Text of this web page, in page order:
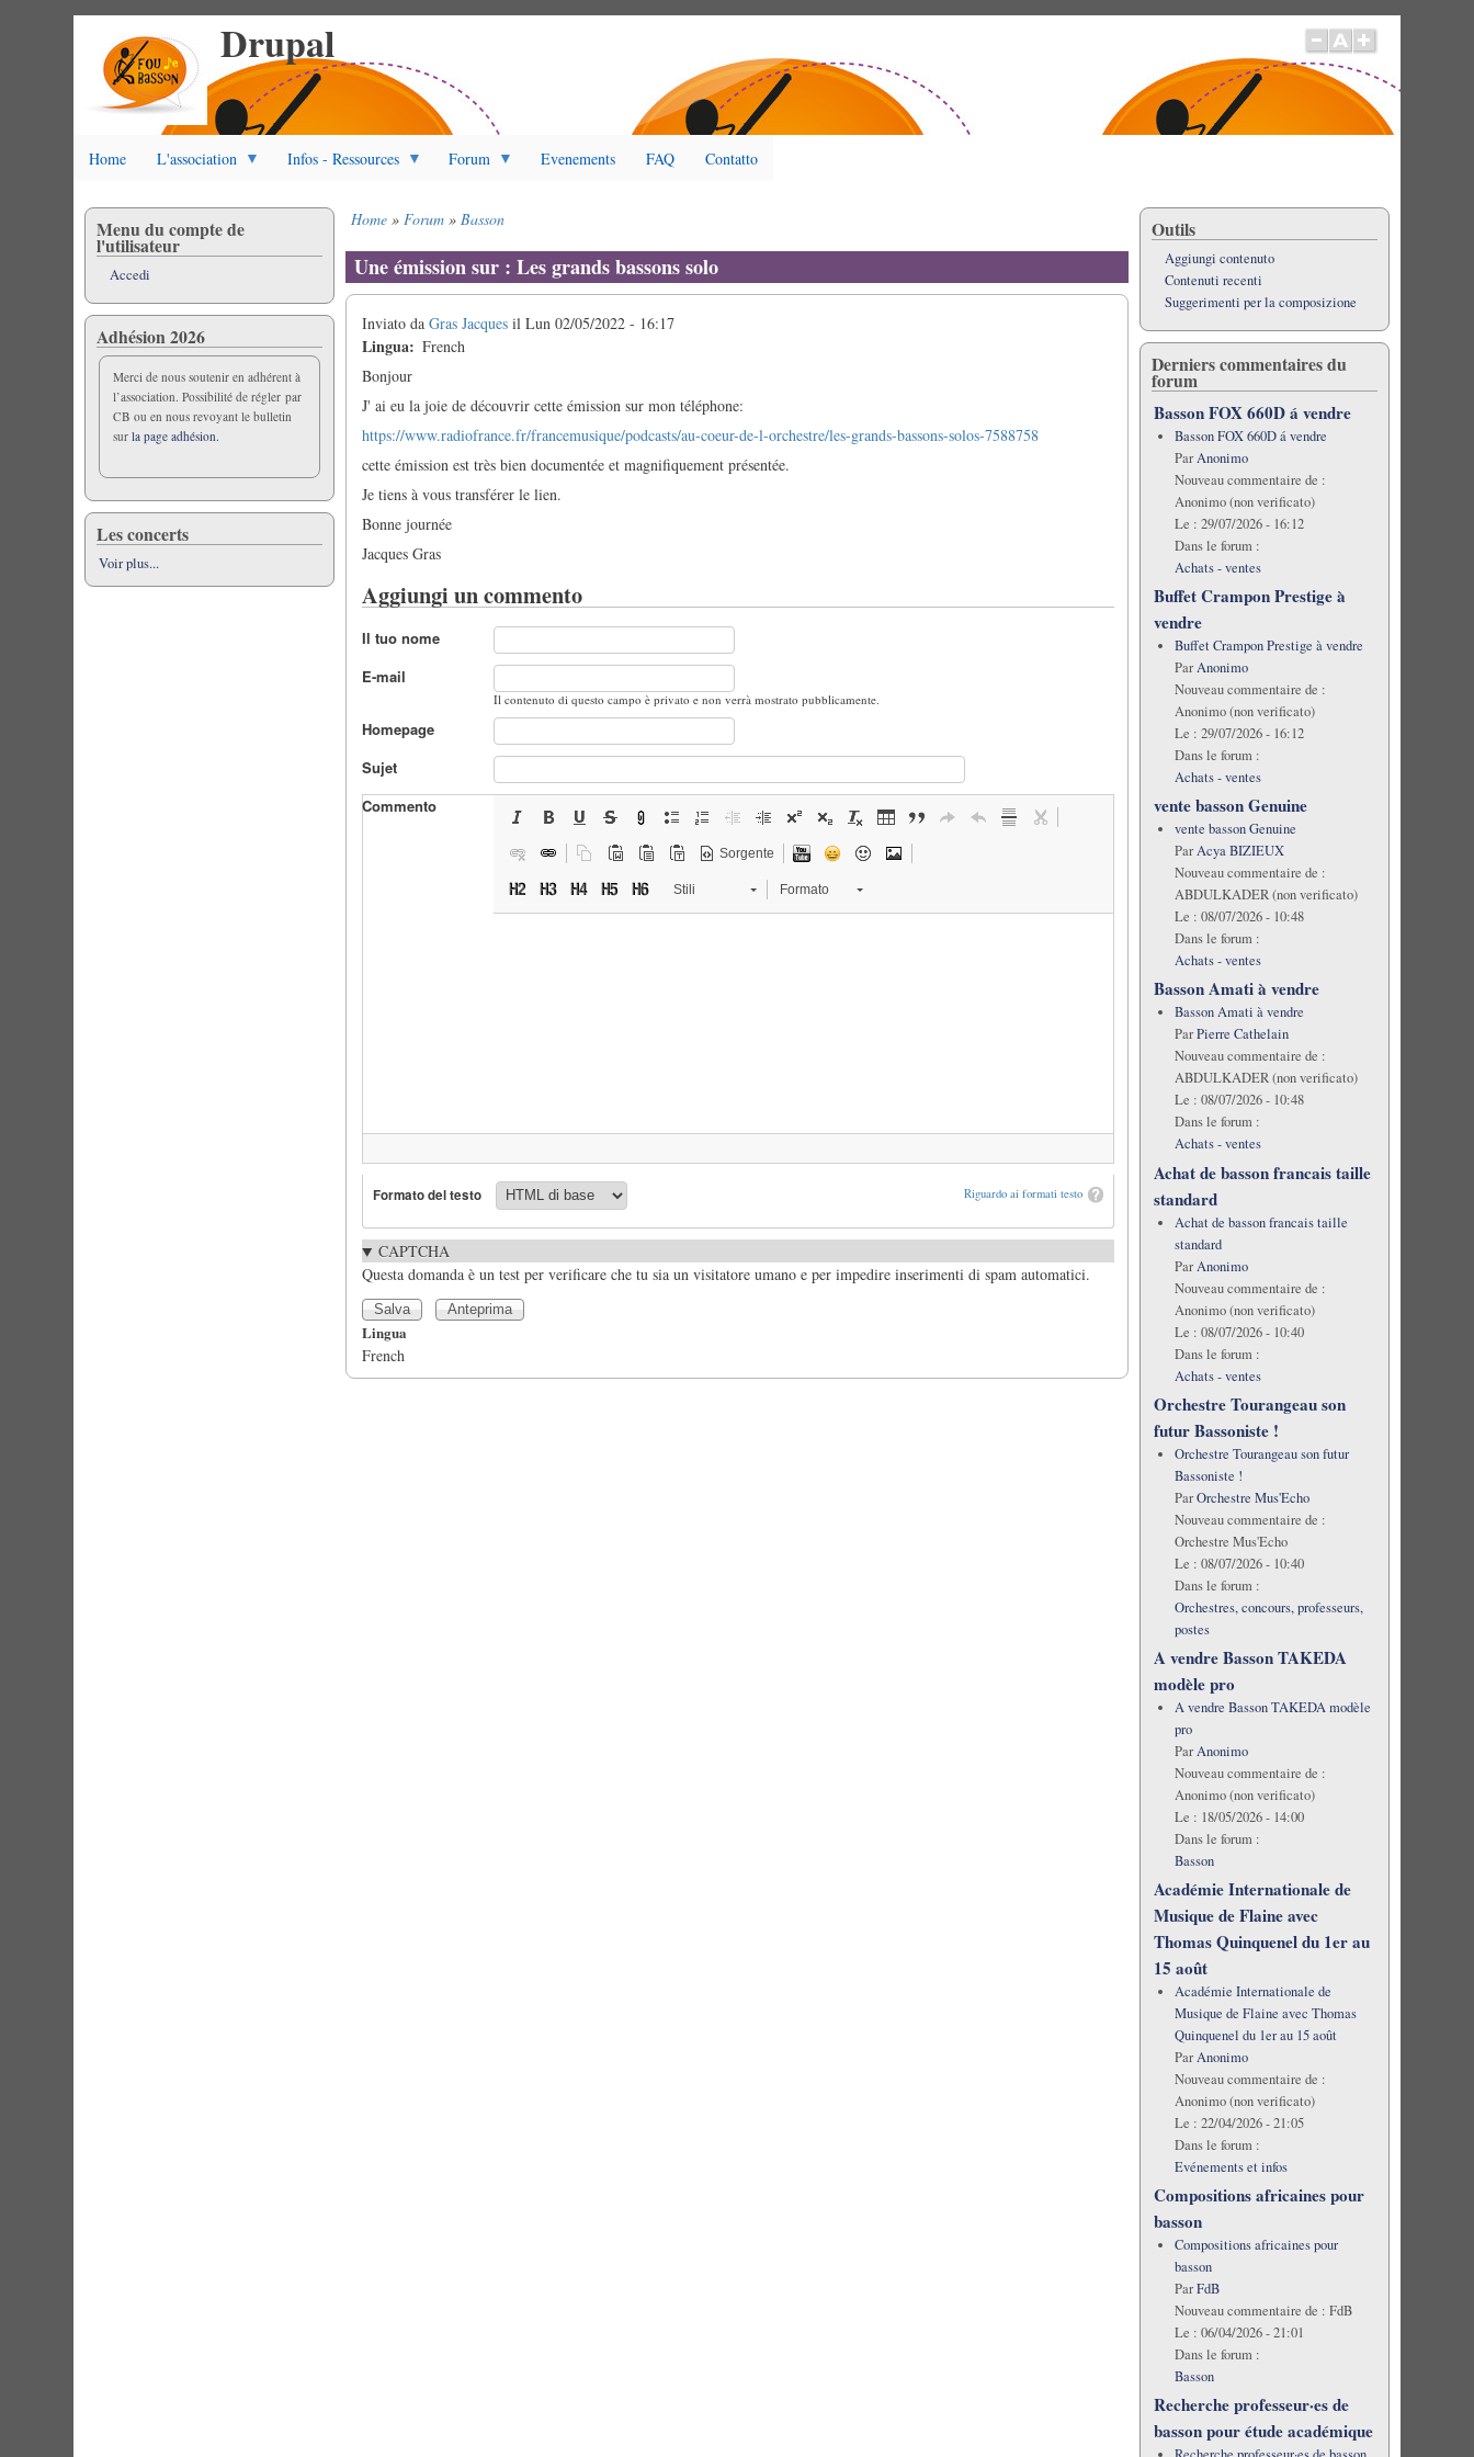
Drupal
Home L'association Infos - Ressources Forum Evenements FAQ Contatto
di
pane
Home Forum Basson
Une émission sur : Les grands bassons solo
Inviato daGras Jacques ilLun 02/05/2022 - 16:17
Lingua
French
Bonjour
J' ai eu la joie de découvrir cette émission sur mon téléphone:
https://www.radiofrance.fr/francemusique/podcasts/au-coeur-de-l-orchestre/les-grands-bassons-solos-7588758
cette émission est très bien documentée et magnifiquement présentée.
Je tiens à vous transférer le lien.
Bonne journée
Jacques Gras
Aggiungi un commento
Il tuo nome
E-mail
Il contenuto di questo campo è privato e non verrà mostrato pubblicamente.
Homepage
Sujet
Commento
Sorgente
Stili Formato
Riguardo ai formati testo
Formato del testo
CAPTCHA
Questa domanda è un test per verificare che tu sia un visitatore umano e per impedire inserimenti di spam automatici.
Lingua
French
Menu du compte de
l'utilisateur
Accedi
Adhésion 2026
Merci de nous soutenir en adhérent à
l’association. Possibilité de régler par
CB ou en nous revoyant le bulletin
surla page adhésion.
Les concerts
Voir plus...
Outils
Aggiungi contenuto
Contenuti recenti
Suggerimenti per la composizione
Derniers commentaires du
forum
Basson FOX 660D á vendre
Basson FOX 660D á vendre
ParAnonimo
Nouveau commentaire de :
Anonimo (non verificato)
Le : 29/07/2026 - 16:12
Dans le forum :
Achats - ventes
Buffet Crampon Prestige à
vendre
Buffet Crampon Prestige à vendre
ParAnonimo
Nouveau commentaire de :
Anonimo (non verificato)
Le : 29/07/2026 - 16:12
Dans le forum :
Achats - ventes
vente basson Genuine
vente basson Genuine
ParAcya BIZIEUX
Nouveau commentaire de :
ABDULKADER (non verificato)
Le : 08/07/2026 - 10:48
Dans le forum :
Achats - ventes
Basson Amati à vendre
Basson Amati à vendre
ParPierre Cathelain
Nouveau commentaire de :
ABDULKADER (non verificato)
Le : 08/07/2026 - 10:48
Dans le forum :
Achats - ventes
Achat de basson francais taille
standard
Achat de basson francais taille
standard
ParAnonimo
Nouveau commentaire de :
Anonimo (non verificato)
Le : 08/07/2026 - 10:40
Dans le forum :
Achats - ventes
Orchestre Tourangeau son
futur Bassoniste !
Orchestre Tourangeau son futur
Bassoniste !
ParOrchestre Mus'Echo
Nouveau commentaire de :
Orchestre Mus'Echo
Le : 08/07/2026 - 10:40
Dans le forum :
Orchestres, concours, professeurs,
postes
A vendre Basson TAKEDA
modèle pro
A vendre Basson TAKEDA modèle
pro
ParAnonimo
Nouveau commentaire de :
Anonimo (non verificato)
Le : 18/05/2026 - 14:00
Dans le forum :
Basson
Académie Internationale de
Musique de Flaine avec
Thomas Quinquenel du 1er au
15 août
Académie Internationale de
Musique de Flaine avec Thomas
Quinquenel du 1er au 15 août
ParAnonimo
Nouveau commentaire de :
Anonimo (non verificato)
Le : 22/04/2026 - 21:05
Dans le forum :
Evénements et infos
Compositions africaines pour
basson
Compositions africaines pour
basson
ParFdB
Nouveau commentaire de : FdB
Le : 06/04/2026 - 21:01
Dans le forum :
Basson
Recherche professeur·es de
basson pour étude académique